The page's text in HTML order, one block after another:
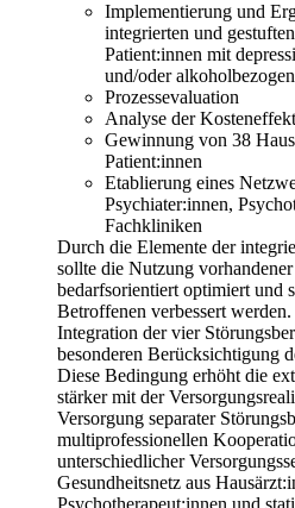
Implementierung und
integrierten und
Patient:innen mit
und/oder
Prozessevaluation
Analyse der
Gewinnung von 38
Patient:innen
Etablierung eines
Psychiater:innen,
Fachkliniken
Durch die Elemente der
sollte die Nutzung
bedarfsorientiert optimiert und
Betroffenen verbessert
Integration der vier
besonderen Berücksichtigung
Diese Bedingung erhöht die
stärker mit der
Versorgung separater
multiprofessionellen
unterschiedlicher
Gesundheitsnetz aus